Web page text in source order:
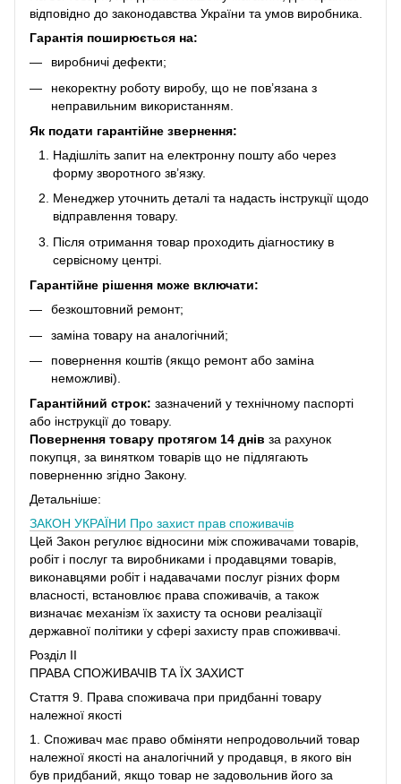
відповідно до законодавства України та умов виробника.
Гарантія поширюється на:
виробничі дефекти;
некоректну роботу виробу, що не пов’язана з
неправильним використанням.
Як подати гарантійне звернення:
Надішліть запит на електронну пошту або через
форму зворотного зв’язку.
Менеджер уточнить деталі та надасть інструкції щодо
відправлення товару.
Після отримання товар проходить діагностику в
сервісному центрі.
Гарантійне рішення може включати:
безкоштовний ремонт;
заміна товару на аналогічний;
повернення коштів (якщо ремонт або заміна
неможливі).
Гарантійний строк: зазначений у технічному паспорті
або інструкції до товару.
Повернення товару протягом 14 днів за рахунок
покупця, за винятком товарів що не підлягають
поверненню згідно Закону.
Детальніше:
ЗАКОН УКРАЇНИ Про захист прав споживачів
Цей Закон регулює відносини між споживачами товарів,
робіт і послуг та виробниками і продавцями товарів,
виконавцями робіт і надавачами послуг різних форм
власності, встановлює права споживачів, а також
визначає механізм їх захисту та основи реалізації
державної політики у сфері захисту прав споживвачі.
Розділ II
ПРАВА СПОЖИВАЧІВ ТА ЇХ ЗАХИСТ
Стаття 9. Права споживача при придбанні товару
належної якості
1. Споживач має право обміняти непродовольчий товар
належної якості на аналогічний у продавця, в якого він
був придбаний, якщо товар не задовольнив його за